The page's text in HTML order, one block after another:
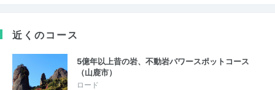
近くのコース
5億年以上昔の岩、不動岩パワースポットコース
（山鹿市）
ロード